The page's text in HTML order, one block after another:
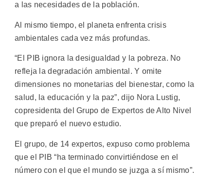
a las necesidades de la población.
Al mismo tiempo, el planeta enfrenta crisis
ambientales cada vez más profundas.
“El PIB ignora la desigualdad y la pobreza. No
refleja la degradación ambiental. Y omite
dimensiones no monetarias del bienestar, como la
salud, la educación y la paz”, dijo Nora Lustig,
copresidenta del Grupo de Expertos de Alto Nivel
que preparó el nuevo estudio.
El grupo, de 14 expertos, expuso como problema
que el PIB “ha terminado convirtiéndose en el
número con el que el mundo se juzga a sí mismo”.